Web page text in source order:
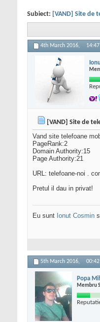
Subiect: [VAND] Site de
4th March 2016, 14:47
[VAND] Site de
Vand site telefoane
PageRank:2
Domain Authority:15
Page Authority:21
URL: telefoane-noi .
Pretul il dau in privat!
Eu sunt Ionut Cosmin
5th March 2016, 00:42
Popa
Membru